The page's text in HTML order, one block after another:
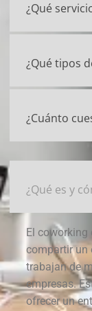
¿Qué
¿Qué tipos
¿Cuánto
¿Qué es y
El
compartir un
trabajan de
empresas.
ofrecer un